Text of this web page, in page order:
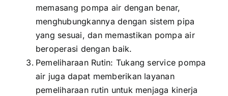
memasang pompa air dengan benar,
menghubungkannya dengan sistem pipa
yang sesuai, dan memastikan pompa air
beroperasi dengan baik.
Pemeliharaan Rutin: Tukang service pompa
air juga dapat memberikan layanan
pemeliharaan rutin untuk menjaga kinerja